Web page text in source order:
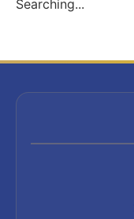
Searching...